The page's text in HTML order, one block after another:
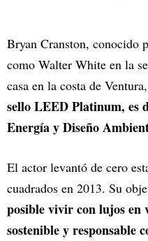
Bryan Cranston, conocido
como Walter White en la
casa en la costa de
sello LEED Platinum, es
Energía y Diseño
El actor levantó de cero
cuadrados en 2013. Su
posible vivir con lujos en
sostenible y responsable